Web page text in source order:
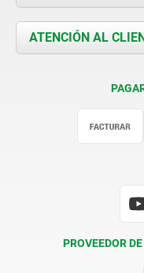
Novedades
Contacto
Documents
ATENCIÓN AL
PROVEEDOR